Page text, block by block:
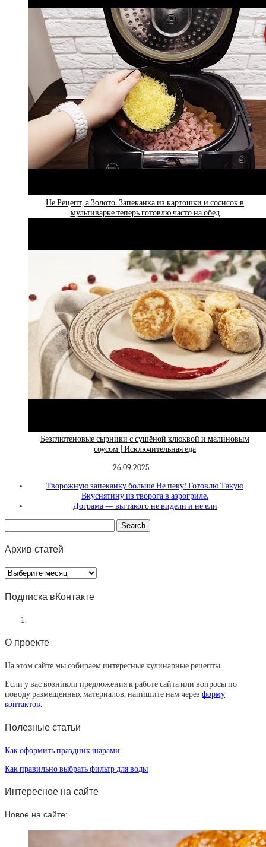
Не Рецепт, а Золото. Запеканка из картошки и сосисок в
мультиварке теперь готовлю часто на обед
Безглютеновые сырники с сушёной клюквой и малиновым
соусом | Исключительная еда
26.09.2025
Творожную запеканку больше Не пеку! Готовлю Такую
Вкуснятину из творога в аэрогриле.
Дограма — вы такого не видели и не ели
Архив статей
Архив
статей
Подписка вКонтакте
О проекте
На этом сайте мы собираем интересные кулинарные рецепты.
Если у вас возникли предложения к работе сайта или вопросы по
поводу размещенных материалов, напишите нам через форму
контактов.
Полезные статьи
Как оформить праздник шарами
Как правильно выбрать фильтр для воды
Интересное на сайте
Новое на сайте: